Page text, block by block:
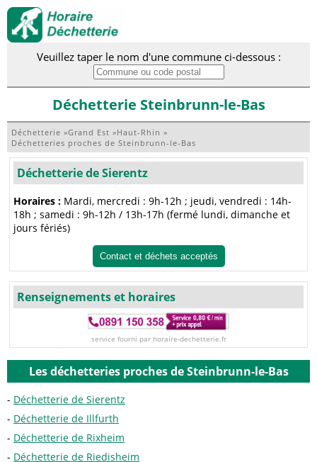
Veuillez taper le nom d'une commune ci-dessous :
Déchetterie Steinbrunn-le-Bas
Déchetterie »Grand Est »Haut-Rhin »
Déchetteries proches de Steinbrunn-le-Bas
Déchetterie de Sierentz
Horaires : Mardi, mercredi : 9h-12h ; jeudi, vendredi : 14h-
18h ; samedi : 9h-12h / 13h-17h (fermé lundi, dimanche et
jours fériés)
Contact et déchets acceptés
Renseignements et horaires
service fourni par horaire-dechetterie.fr
Les déchetteries proches de Steinbrunn-le-Bas
Déchetterie de Sierentz
Déchetterie de Illfurth
Déchetterie de Rixheim
Déchetterie de Riedisheim